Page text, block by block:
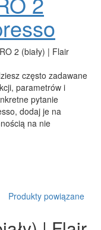
nie.
| Flair espresso